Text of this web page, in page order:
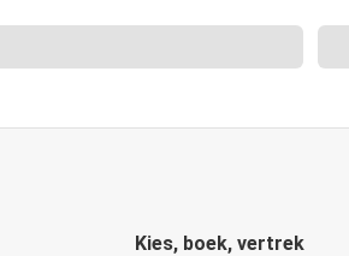
Kies, boek, vertrek